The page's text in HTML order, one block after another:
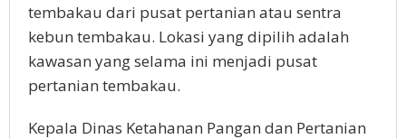
tembakau dari pusat pertanian atau sentra
kebun tembakau. Lokasi yang dipilih adalah
kawasan yang selama ini menjadi pusat
pertanian tembakau.
Kepala Dinas Ketahanan Pangan dan Pertanian